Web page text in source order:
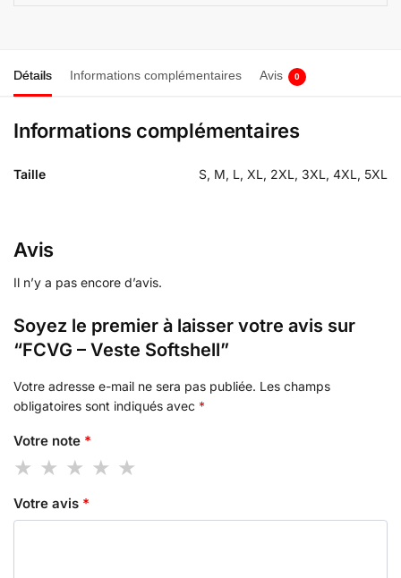
Détails Informations complémentaires Avis 0
Informations complémentaires
Taille S, M, L, XL, 2XL, 3XL, 4XL, 5XL
Avis
Il n’y a pas encore d’avis.
Soyez le premier à laisser votre avis sur
“FCVG – Veste Softshell”
Votre adresse e-mail ne sera pas publiée. Les champs
obligatoires sont indiqués avec *
Votre note *
Votre avis *